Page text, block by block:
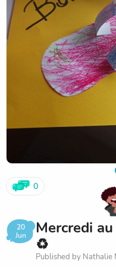
0
20
Jun
Mercredi
♻️
Published by Nathalie